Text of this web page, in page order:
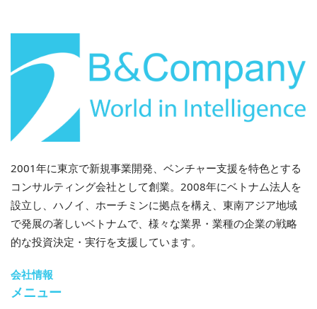
2001年に東京で新規事業開発、ベンチャー支援を特色とする
コンサルティング会社として創業。2008年にベトナム法人を
設立し、ハノイ、ホーチミンに拠点を構え、東南アジア地域
で発展の著しいベトナムで、様々な業界・業種の企業の戦略
的な投資決定・実行を支援しています。
会社情報
メニュー